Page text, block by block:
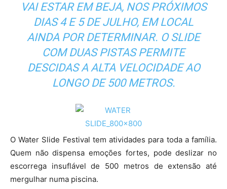
VAI ESTAR EM BEJA, NOS PRÓXIMOS
DIAS 4 E 5 DE JULHO, EM LOCAL
AINDA POR DETERMINAR. O SLIDE
COM DUAS PISTAS PERMITE
DESCIDAS A ALTA VELOCIDADE AO
LONGO DE 500 METROS.
O Water Slide Festival tem atividades para toda a família.
Quem não dispensa emoções fortes, pode deslizar no
escorrega insuflável de 500 metros de extensão até
mergulhar numa piscina.